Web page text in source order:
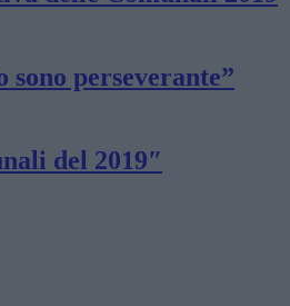
perseverante”
del 2019″